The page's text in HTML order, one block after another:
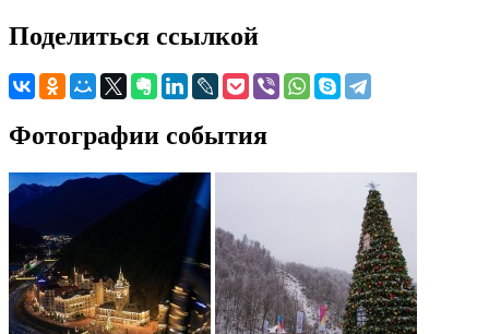
Поделиться ссылкой
Фотографии события